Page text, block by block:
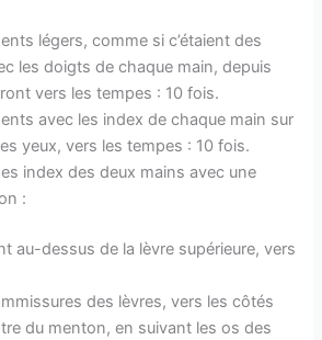
légers, comme si c’étaient des
les doigts de chaque main, depuis
vers les tempes : 10 fois.
avec les index de chaque main sur
yeux, vers les tempes : 10 fois.
index des deux mains avec une
:
au-dessus de la lèvre supérieure, vers
des lèvres, vers les côtés
du menton, en suivant les os des